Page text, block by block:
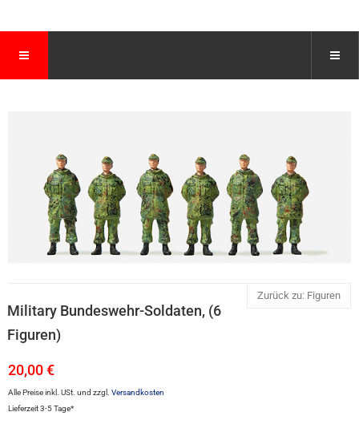
Zurück zu: Figuren
Military Bundeswehr-Soldaten, (6
Figuren)
20,00 €
Alle Preise inkl. USt. und zzgl. Versandkosten
Lieferzeit 3-5 Tage*